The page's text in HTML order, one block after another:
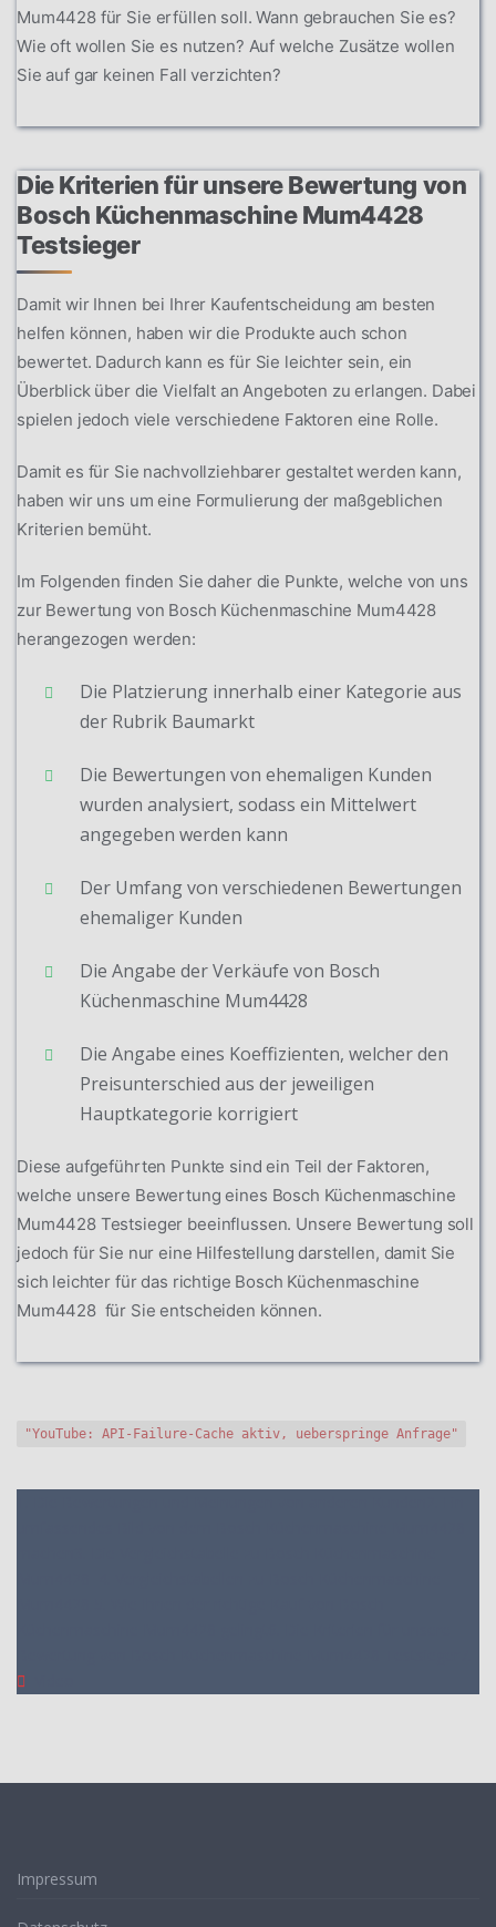
Mum4428 für Sie erfüllen soll. Wann gebrauchen Sie es?
Wie oft wollen Sie es nutzen? Auf welche Zusätze wollen
Sie auf gar keinen Fall verzichten?
Die Kriterien für unsere Bewertung von
Bosch Küchenmaschine Mum4428
Testsieger
Damit wir Ihnen bei Ihrer Kaufentscheidung am besten
helfen können, haben wir die Produkte auch schon
bewertet. Dadurch kann es für Sie leichter sein, ein
Überblick über die Vielfalt an Angeboten zu erlangen. Dabei
spielen jedoch viele verschiedene Faktoren eine Rolle.
Damit es für Sie nachvollziehbarer gestaltet werden kann,
haben wir uns um eine Formulierung der maßgeblichen
Kriterien bemüht.
Im Folgenden finden Sie daher die Punkte, welche von uns
zur Bewertung von Bosch Küchenmaschine Mum4428
herangezogen werden:
Die Platzierung innerhalb einer Kategorie aus
der Rubrik Baumarkt
Die Bewertungen von ehemaligen Kunden
wurden analysiert, sodass ein Mittelwert
angegeben werden kann
Der Umfang von verschiedenen Bewertungen
ehemaliger Kunden
Die Angabe der Verkäufe von Bosch
Küchenmaschine Mum4428
Die Angabe eines Koeffizienten, welcher den
Preisunterschied aus der jeweiligen
Hauptkategorie korrigiert
Diese aufgeführten Punkte sind ein Teil der Faktoren,
welche unsere Bewertung eines Bosch Küchenmaschine
Mum4428 Testsieger beeinflussen. Unsere Bewertung soll
jedoch für Sie nur eine Hilfestellung darstellen, damit Sie
sich leichter für das richtige Bosch Küchenmaschine
Mum4428 für Sie entscheiden können.
"YouTube: API-Failure-Cache aktiv, ueberspringe Anfrage"
Impressum